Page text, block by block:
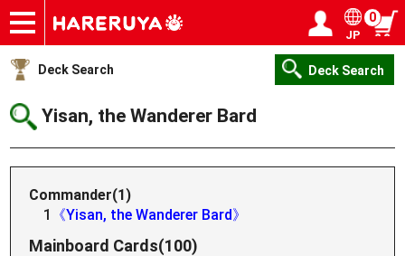
Onlineshop
Articles
Deck Search
Sponsored Players
Shop Info
Event Schedule
Help
Contact
JP
0
Deck Search Deck Search
Yisan, the Wanderer Bard
Commander(1)
1
《Yisan, the Wanderer Bard》
Mainboard Cards(100)